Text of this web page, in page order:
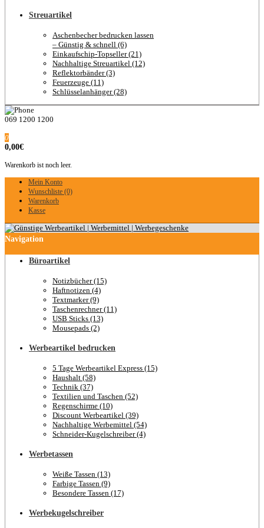
Streuartikel
Aschenbecher bedrucken lassen
– Günstig & schnell (6)
Einkaufschip-Topseller (21)
Nachhaltige Streuartikel (12)
Reflektorbänder (3)
Feuerzeuge (11)
Schlüsselanhänger (28)
069 1200 1200
0
0,00€
Warenkorb ist noch leer.
Mein Konto
Wunschliste (0)
Warenkorb
Kasse
Navigation
Büroartikel
Notizbücher (15)
Haftnotizen (4)
Textmarker (9)
Taschenrechner (11)
USB Sticks (13)
Mousepads (2)
Werbeartikel bedrucken
5 Tage Werbeartikel Express (15)
Haushalt (58)
Technik (37)
Textilien und Taschen (52)
Regenschirme (10)
Discount Werbeartikel (39)
Nachhaltige Werbemittel (54)
Schneider-Kugelschreiber (4)
Werbetassen
Weiße Tassen (13)
Farbige Tassen (9)
Besondere Tassen (17)
Werbekugelschreiber